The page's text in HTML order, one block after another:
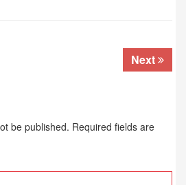
Next
be published. Required fields are